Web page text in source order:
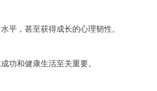
平，甚至获得成长的心理韧性。
功和健康生活至关重要。